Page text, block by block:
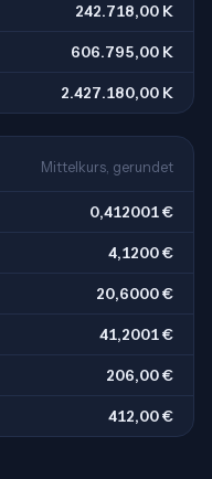
242.718,00 K
606.795,00 K
2.427.180,00 K
Mittelkurs, gerundet
0,412001 €
4,1200 €
20,6000 €
41,2001 €
206,00 €
412,00 €